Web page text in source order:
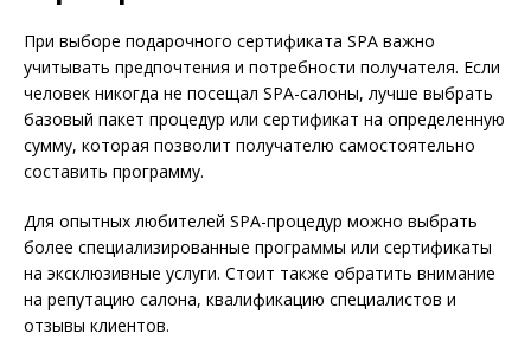
При выборе подарочного сертификата SPA важно
учитывать предпочтения и потребности получателя. Если
человек никогда не посещал SPA-салоны, лучше выбрать
базовый пакет процедур или сертификат на определенную
сумму, которая позволит получателю самостоятельно
составить программу.
Для опытных любителей SPA-процедур можно выбрать
более специализированные программы или сертификаты
на эксклюзивные услуги. Стоит также обратить внимание
на репутацию салона, квалификацию специалистов и
отзывы клиентов.